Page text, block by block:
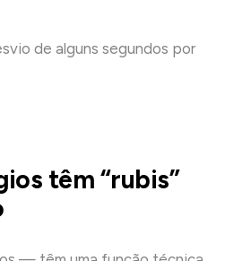
de alguns segundos por
têm “rubis”